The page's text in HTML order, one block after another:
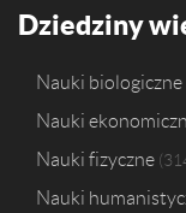
Dziedziny
Nauki biologiczne
Nauki
Nauki fizyczne
Nauki